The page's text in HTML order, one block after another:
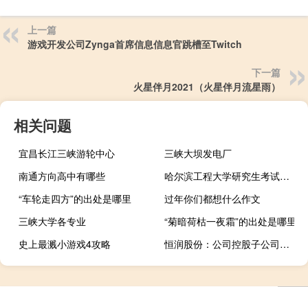
上一篇
游戏开发公司Zynga首席信息信息官跳槽至Twitch
下一篇
火星伴月2021（火星伴月流星雨）
相关问题
宜昌长江三峡游轮中心
三峡大坝发电厂
南通方向高中有哪些
哈尔滨工程大学研究生考试科目
“车轮走四方”的出处是哪里
过年你们都想什么作文
三峡大学各专业
“菊暗荷枯一夜霜”的出处是哪里
史上最溅小游戏4攻略
恒润股份：公司控股子公司签订NVLink算力服务器采购合同